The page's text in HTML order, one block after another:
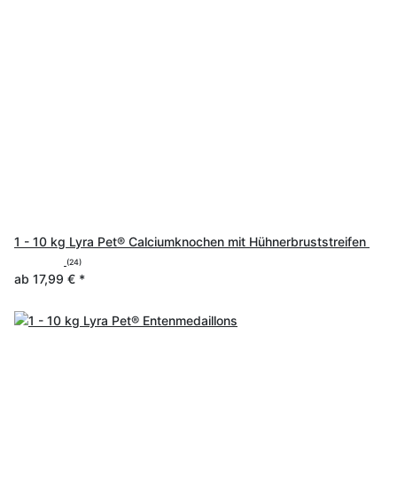
1 - 10 kg Lyra Pet® Calciumknochen mit Hühnerbruststreifen
(24)
ab 17,99 € *